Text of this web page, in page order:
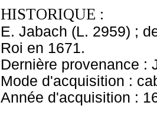
HISTORIQUE :
E. Jabach (L. 2959) ;
Roi en 1671.
Dernière provenance :
Mode d'acquisition :
Année d'acquisition :